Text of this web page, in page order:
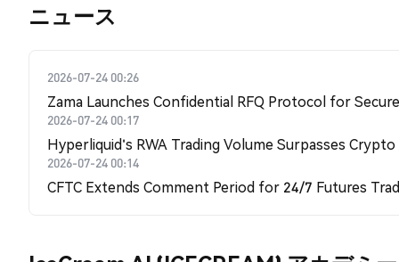
​​ニュース​​
2026-07-24 00:26
Zama Launches Confidential RFQ Protocol for
2026-07-24 00:17
Hyperliquid's RWA Trading Volume Surpasses
2026-07-24 00:14
CFTC Extends Comment Period for 24/7 Futures